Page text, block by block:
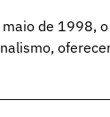
de 1998,